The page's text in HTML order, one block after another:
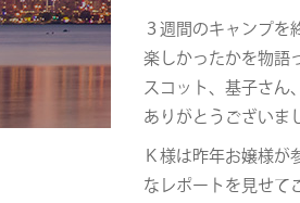
３週間のキャンプを
楽しかったかを物語
スコット、基子さん
ありがとうございま
Ｋ様は昨年お嬢様
なレポートを見せて